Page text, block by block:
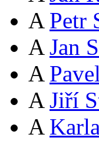
A Petr
A Jan
A
A Jiří
A